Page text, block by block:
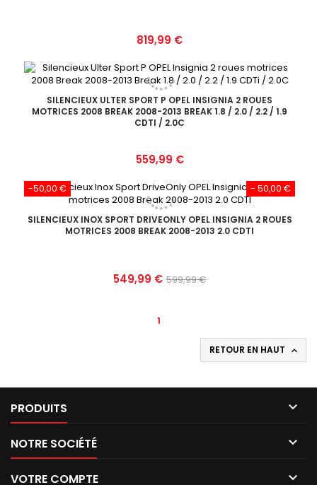
Prix
819,99 €
SILENCIEUX ULTER SPORT P OPEL INSIGNIA 2 ROUES
MOTRICES 2008 BREAK 2008-2013 BREAK 1.8 / 2.0 / 2.2 / 1.9
CDTI / 2.0C
Prix
559,99 €
- 50,00 €
-50,00 €
SILENCIEUX INOX SPORT DRIVEONLY OPEL INSIGNIA 2 ROUES
MOTRICES 2008 BREAK 2008-2013 2.0 CDTI
Prix
549,99 € Prix
599,99 €
1
RETOUR EN HAUT 
PRODUITS 
NOTRE SOCIÉTÉ 
VOTRE COMPTE 